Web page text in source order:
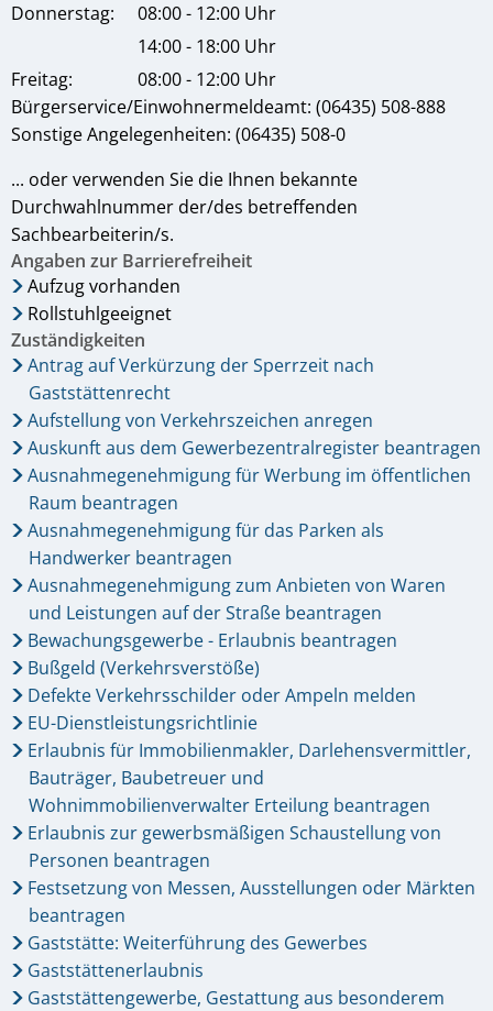
Donnerstag:
08:00 - 12:00 Uhr
14:00 - 18:00 Uhr
Freitag:
08:00 - 12:00 Uhr
Bürgerservice/Einwohnermeldeamt: (06435) 508-888
Sonstige Angelegenheiten: (06435) 508-0
... oder verwenden Sie die Ihnen bekannte
Durchwahlnummer der/des betreffenden
Sachbearbeiterin/s.
Angaben zur Barrierefreiheit
Aufzug vorhanden
Rollstuhlgeeignet
Zuständigkeiten
Antrag auf Verkürzung der Sperrzeit nach
Gaststättenrecht
Aufstellung von Verkehrszeichen anregen
Auskunft aus dem Gewerbezentralregister beantragen
Ausnahmegenehmigung für Werbung im öffentlichen
Raum beantragen
Ausnahmegenehmigung für das Parken als
Handwerker beantragen
Ausnahmegenehmigung zum Anbieten von Waren
und Leistungen auf der Straße beantragen
Bewachungsgewerbe - Erlaubnis beantragen
Bußgeld (Verkehrsverstöße)
Defekte Verkehrsschilder oder Ampeln melden
EU-Dienstleistungsrichtlinie
Erlaubnis für Immobilienmakler, Darlehensvermittler,
Bauträger, Baubetreuer und
Wohnimmobilienverwalter Erteilung beantragen
Erlaubnis zur gewerbsmäßigen Schaustellung von
Personen beantragen
Festsetzung von Messen, Ausstellungen oder Märkten
beantragen
Gaststätte: Weiterführung des Gewerbes
Gaststättenerlaubnis
Gaststättengewerbe, Gestattung aus besonderem